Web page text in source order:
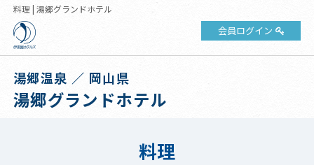
料理 | 湯郷グランドホテル
会員ログイン
湯郷温泉 ／ 岡山県
湯郷グランドホテル
料理